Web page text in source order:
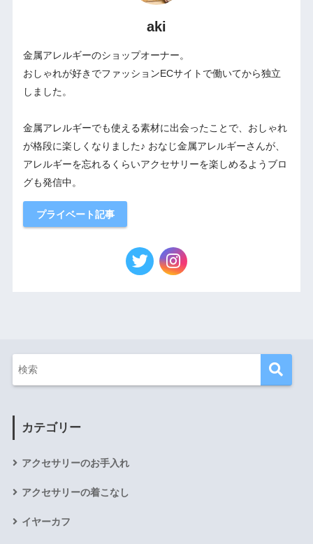
aki
金属アレルギーのショップオーナー。
おしゃれが好きでファッションECサイトで働いてから独立
しました。
金属アレルギーでも使える素材に出会ったことで、おしゃれ
が格段に楽しくなりました♪ おなじ金属アレルギーさんが、
アレルギーを忘れるくらいアクセサリーを楽しめるようブロ
グも発信中。
プライベート記事
カテゴリー
アクセサリーのお手入れ
アクセサリーの着こなし
イヤーカフ